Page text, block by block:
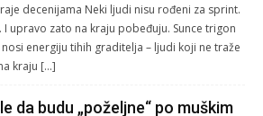
decenijama Neki ljudi nisu rođeni za sprint.
I upravo zato na kraju pobeđuju. Sunce trigon
energiju tihih graditelja – ljudi koji ne traže
kraju […]
da budu „poželjne“ po muškim